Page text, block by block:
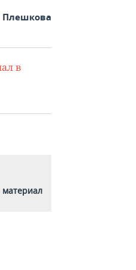
Плешкова
в
материал